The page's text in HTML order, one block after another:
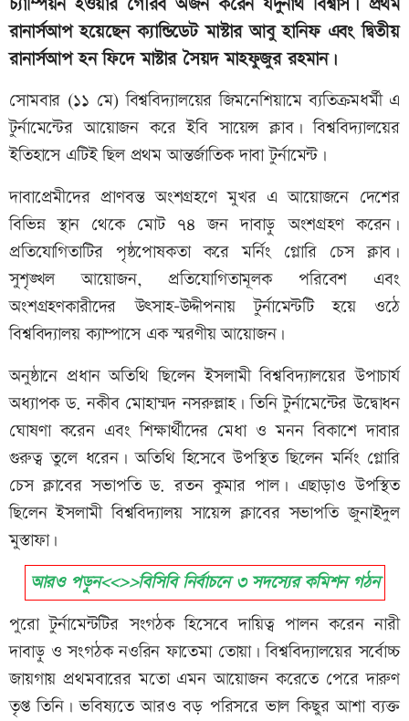
রানার্সআপ হয়েছেন ক্যান্ডিডেট মাস্টার আবু হানিফ এবং দ্বিতীয়
রানার্সআপ হন ফিদে মাস্টার সৈয়দ মাহফুজুর রহমান।
সোমবার (১১ মে) বিশ্ববিদ্যালয়ের জিমনেশিয়ামে ব্যতিক্রমধর্মী এ
টুর্নামেন্টের আয়োজন করে ইবি সায়েন্স ক্লাব। বিশ্ববিদ্যালয়ের
ইতিহাসে এটিই ছিল প্রথম আন্তর্জাতিক দাবা টুর্নামেন্ট।
দাবাপ্রেমীদের প্রাণবন্ত অংশগ্রহণে মুখর এ আয়োজনে দেশের
বিভিন্ন স্থান থেকে মোট ৭৪ জন দাবাড়ু অংশগ্রহণ করেন।
প্রতিযোগিতাটির পৃষ্ঠপোষকতা করে মর্নিং গ্লোরি চেস ক্লাব।
সুশৃঙ্খল আয়োজন, প্রতিযোগিতামূলক পরিবেশ এবং
অংশগ্রহণকারীদের উৎসাহ-উদ্দীপনায় টুর্নামেন্টটি হয়ে ওঠে
বিশ্ববিদ্যালয় ক্যাম্পাসে এক স্মরণীয় আয়োজন।
অনুষ্ঠানে প্রধান অতিথি ছিলেন ইসলামী বিশ্ববিদ্যালয়ের উপাচার্য
অধ্যাপক ড. নকীব মোহাম্মদ নসরুল্লাহ। তিনি টুর্নামেন্টের উদ্বোধন
ঘোষণা করেন এবং শিক্ষার্থীদের মেধা ও মনন বিকাশে দাবার
গুরুত্ব তুলে ধরেন। অতিথি হিসেবে উপস্থিত ছিলেন মর্নিং গ্লোরি
চেস ক্লাবের সভাপতি ড. রতন কুমার পাল। এছাড়াও উপস্থিত
ছিলেন ইসলামী বিশ্ববিদ্যালয় সায়েন্স ক্লাবের সভাপতি জুনাইদুল
মুস্তাফা।
আরও পড়ুন<<>>বিসিবি নির্বাচনে ৩ সদস্যের কমিশন গঠন
পুরো টুর্নামেন্টটির সংগঠক হিসেবে দায়িত্ব পালন করেন নারী
দাবাড়ু ও সংগঠক নওরিন ফাতেমা তোয়া। বিশ্ববিদ্যালয়ের সর্বোচ্চ
জায়গায় প্রথমবারের মতো এমন আয়োজন করেতে পেরে দারুণ
তৃপ্ত তিনি। ভবিষ্যতে আরও বড় পরিসরে ভাল কিছুর আশা ব্যক্ত